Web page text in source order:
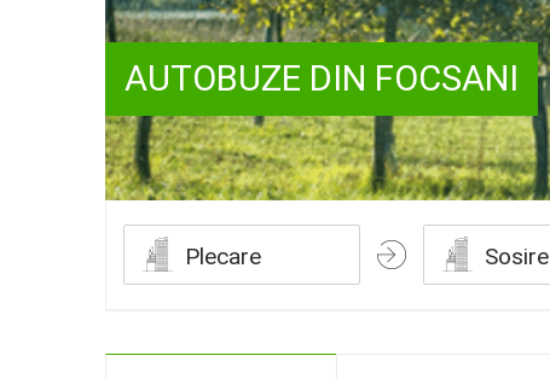
AUTOBUZE DIN FOCSANI
Plecare Sosire